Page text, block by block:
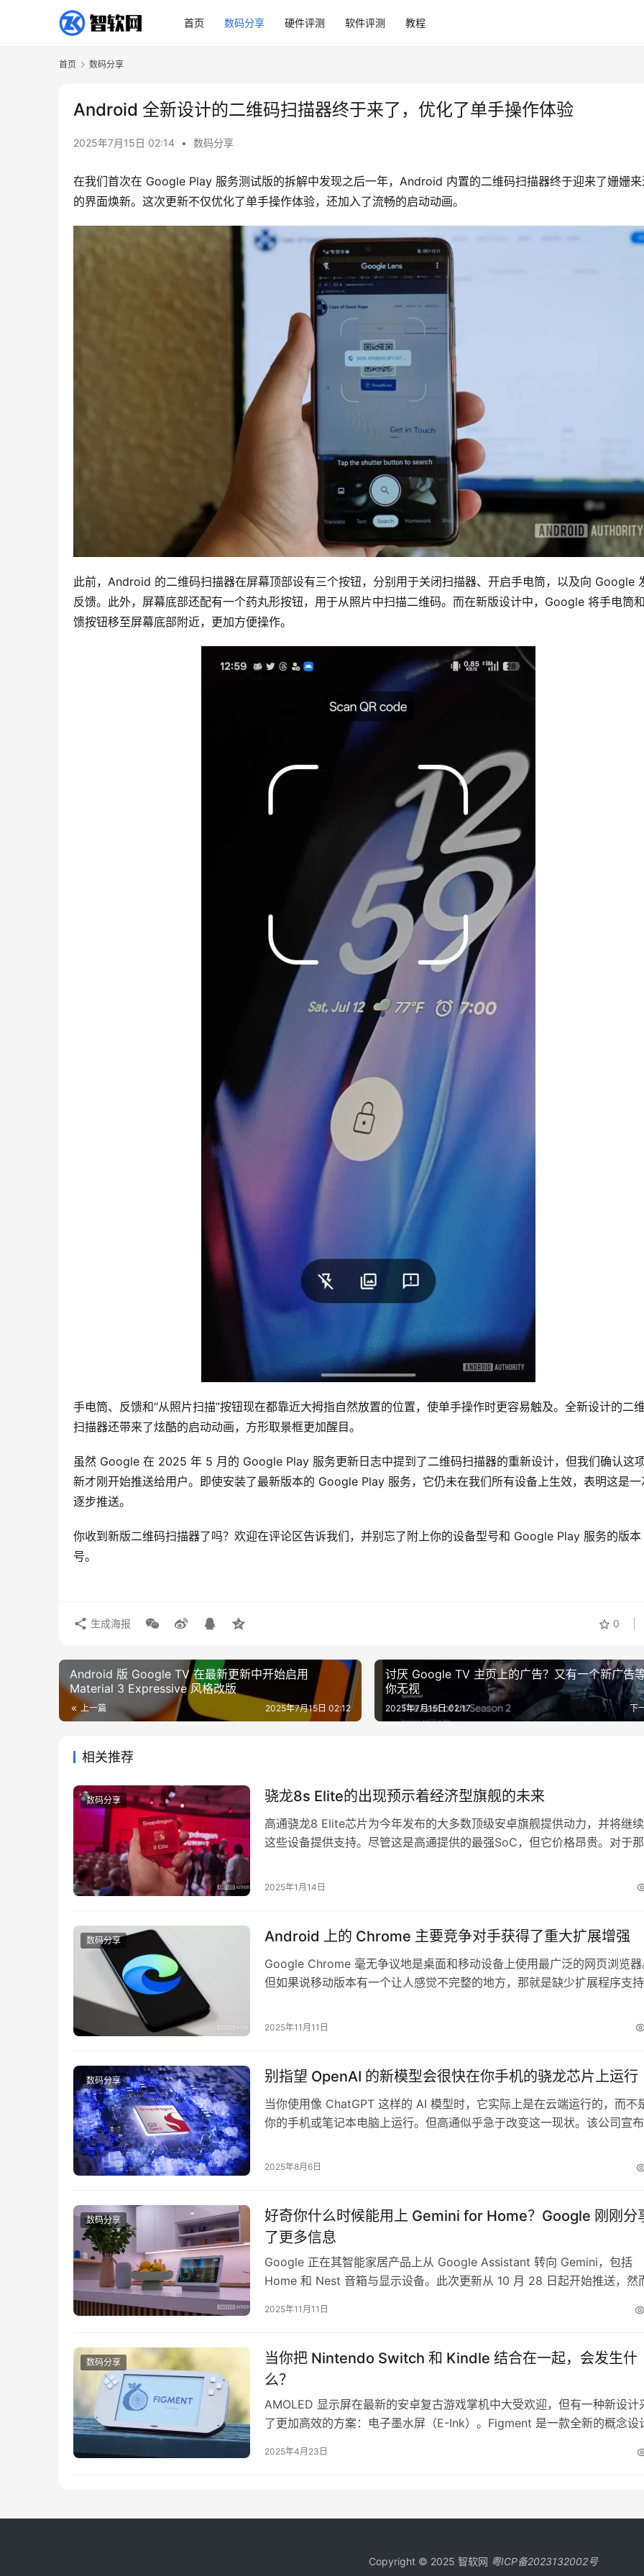
首页 数码分享 硬件评测 软件评测 教程
首页 数码分享
Android 全新设计的二维码扫描器终于来了，优化了单手操作体验
2025年7月15日 02:14 • 数码分享
在我们首次在 Google Play 服务测试版的拆解中发现之后一年，Android 内置的二维码扫描器终于迎来了姗姗
的界面焕新。这次更新不仅优化了单手操作体验，还加入了流畅的启动动画。
此前，Android 的二维码扫描器在屏幕顶部设有三个按钮，分别用于关闭扫描器、开启手电筒，以及向 Google
反馈。此外，屏幕底部还配有一个药丸形按钮，用于从照片中扫描二维码。而在新版设计中，Google 将手电筒
馈按钮移至屏幕底部附近，更加方便操作。
手电筒、反馈和“从照片扫描”按钮现在都靠近大拇指自然放置的位置，使单手操作时更容易触及。全新设计的二
扫描器还带来了炫酷的启动动画，方形取景框更加醒目。
虽然 Google 在 2025 年 5 月的 Google Play 服务更新日志中提到了二维码扫描器的重新设计，但我们确认这
新才刚开始推送给用户。即使安装了最新版本的 Google Play 服务，它仍未在我们所有设备上生效，表明这是一
逐步推送。
你收到新版二维码扫描器了吗？欢迎在评论区告诉我们，并别忘了附上你的设备型号和 Google Play 服务的版本
号。
0
生成海报
Android 版 Google TV 在最新更新中开始启用
Material 3 Expressive 风格改版
上一篇 2025年7月15日 02:12
讨厌 Google TV 主页上的广告？又有一个新广告
你无视
下
2025年7月15日 02:17
相关推荐
数码分享 骁龙8s Elite的出现预示着经济型旗舰的未来
高通骁龙8 Elite芯片为今年发布的大多数顶级安卓旗舰提供动力，并将继
这些设备提供支持。尽管这是高通提供的最强SoC，但它价格昂贵。对于那
此市场上仍然有空间容纳一款次旗舰级产品。这正是即将发布的骁龙8s
2025年1月14日
数码分享 Android 上的 Chrome 主要竞争对手获得了重大扩展增强
Google Chrome 毫无争议地是桌面和移动设备上使用最广泛的网页浏览器
但如果说移动版本有一个让人感觉不完整的地方，那就是缺少扩展程序支持
扩展支持，不过目前距离正式推出这一功能仍有一段距离。 与此同时，
2025年11月11日
数码分享 别指望 OpenAI 的新模型会很快在你手机的骁龙芯片上运行
当你使用像 ChatGPT 这样的 AI 模型时，它实际上是在云端运行的，而不
你的手机或笔记本电脑上运行。但高通似乎急于改变这一现状。该公司宣布
可以直接在搭载骁龙芯片的设备上运行了。 在一份新闻稿中，高通表示，这
2025年8月6日
数码分享
好奇你什么时候能用上 Gemini for Home？Google 刚刚分
了更多信息
Google 正在其智能家居产品上从 Google Assistant 转向 Gemini，包括
Home 和 Nest 音箱与显示设备。此次更新从 10 月 28 日起开始推送，然
询问读者是否已在 Google Home 设备上获得 Gemini 的使用权限，结果有
2025年11月11日
数码分享
当你把 Nintendo Switch 和 Kindle 结合在一起，会发生什
么？
AMOLED 显示屏在最新的安卓复古游戏掌机中大受欢迎，但有一种新设计
了更加高效的方案：电子墨水屏（E-Ink）。Figment 是一款全新的概念设
非常适合“选择你自己的冒险”类游戏的理想设备。 这款设备出自 DIY 爱好者
2025年4月23日
Copyright © 2025 智软网 粤ICP备2023132002号